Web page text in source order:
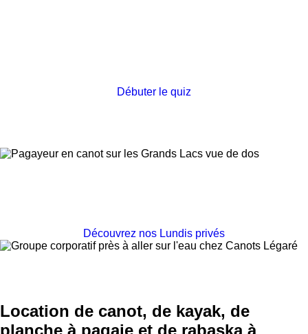
Débuter le quiz
Découvrez nos Lundis privés
Location de canot, de kayak, de
planche à pagaie et de rabaska à